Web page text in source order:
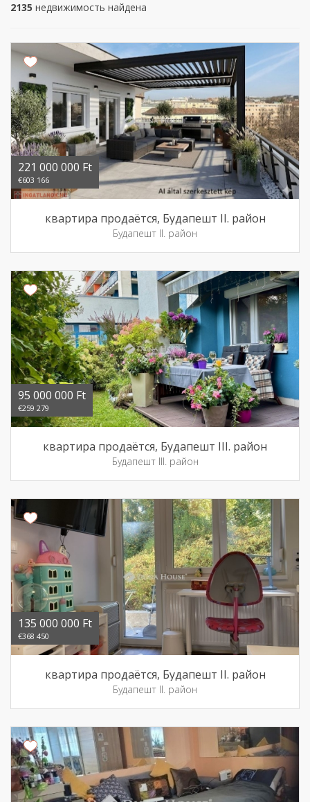
2135 недвижимость найдена
221 000 000 Ft
€603 166
квартира продаётся, Будапешт II. район
Будапешт II. район
95 000 000 Ft
€259 279
квартира продаётся, Будапешт III. район
Будапешт III. район
135 000 000 Ft
€368 450
квартира продаётся, Будапешт II. район
Будапешт II. район